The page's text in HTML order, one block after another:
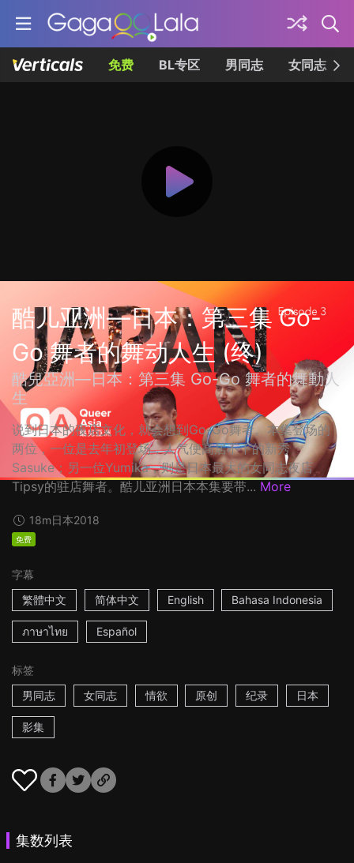
免费 BL专区 男同志 女同志
酷儿亚洲—日本：第三集 Go-
Go 舞者的舞动人生 (终)
酷兒亞洲—日本：第三集 Go-Go 舞者的舞動人
生
说到日本的夜店文化，就会想到Go-Go舞者。本集登场的
两位，一位是去年初登场，人气便高居不下的新秀
Sasuke；另一位Yumika，则是日本最大的女同志夜店
Tipsy的驻店舞者。酷儿亚洲日本本集要带... More
18m日本2018
免费
字幕
繁體中文
简体中文 English Bahasa Indonesia
ภาษาไทย Español
标签
男同志
女同志 情欲 原创 纪录 日本
影集
集数列表